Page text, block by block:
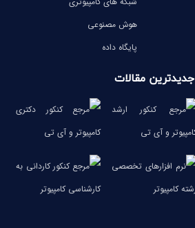
هوش مصنوعی
پایگاه داده
جدیدترین مقالات